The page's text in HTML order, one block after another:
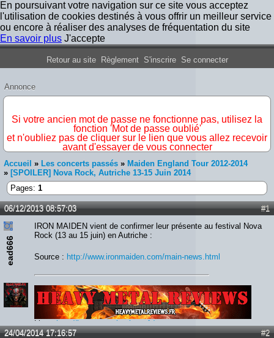
En poursuivant votre navigation sur ce site vous acceptez
l'utilisation de cookies destinés à vous offrir un meilleur service
ou encore à réaliser des analyses de fréquentation du site
En savoir plus J'accepte
Forum Iron Maiden France
Retour au site Règlement S'inscrire Se connecter
Annonce
Si votre ancien mot de passe ne fonctionne pas, utilisez la
fonction 'Mot de passe oublié'
et n'oubliez pas de cliquer sur le lien que vous allez recevoir
avant d'essayer de vous connecter
Accueil » Les concerts passés » Maiden England Tour 2012-2014
» [SPOILER] Nova Rock, Autriche 13-15 Juin 2014
Pages: 1
#1
06/12/2013 08:57:03
ead666
IRON MAIDEN vient de confirmer leur présente au festival Nova
Rock (13 au 15 juin) en Autriche :
Source : http://www.ironmaiden.com/main-news.html
Lien :http://heavymetalreviews.fr/
#2
24/04/2014 17:16:57